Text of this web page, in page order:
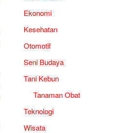
Ekonomi
Kesehatan
Otomotif
Seni Budaya
Tani Kebun
Tanaman Obat
Teknologi
Wisata